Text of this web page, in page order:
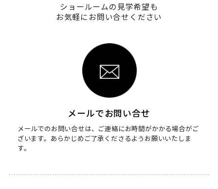
ショールームの見学希望も
お気軽にお問い合せください
メールでお問い合せ
メールでのお問い合せは、ご連絡にお時間がかかる場合がご
ざいます。 あらかじめご了承くださるようお願いいたしま
す。